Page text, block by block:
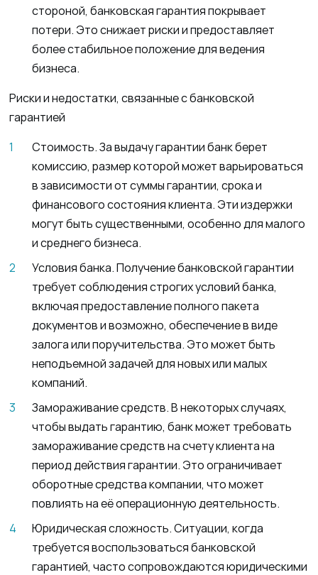
стороной, банковская гарантия покрывает
потери. Это снижает риски и предоставляет
более стабильное положение для ведения
бизнеса.
Риски и недостатки, связанные с банковской
гарантией
Стоимость. За выдачу гарантии банк берет
комиссию, размер которой может варьироваться
в зависимости от суммы гарантии, срока и
финансового состояния клиента. Эти издержки
могут быть существенными, особенно для малого
и среднего бизнеса.
Условия банка. Получение банковской гарантии
требует соблюдения строгих условий банка,
включая предоставление полного пакета
документов и возможно, обеспечение в виде
залога или поручительства. Это может быть
неподъемной задачей для новых или малых
компаний.
Замораживание средств. В некоторых случаях,
чтобы выдать гарантию, банк может требовать
замораживание средств на счету клиента на
период действия гарантии. Это ограничивает
оборотные средства компании, что может
повлиять на её операционную деятельность.
Юридическая сложность. Ситуации, когда
требуется воспользоваться банковской
гарантией, часто сопровождаются юридическими